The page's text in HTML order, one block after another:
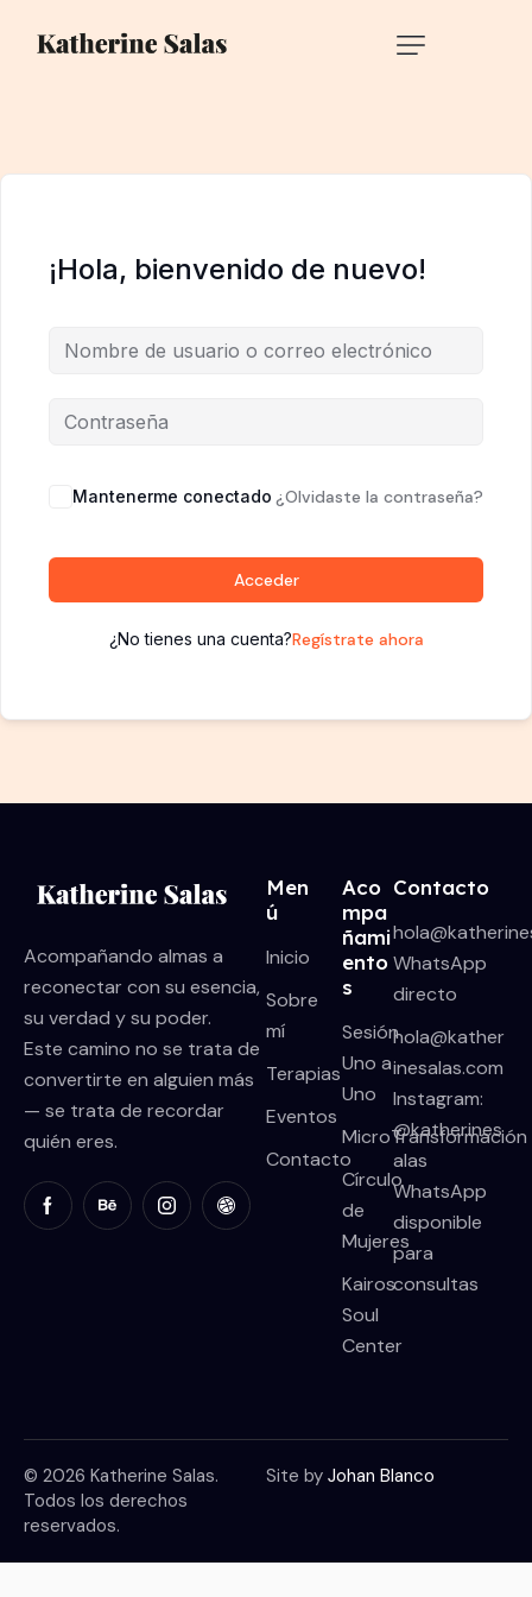
¡Hola, bienvenido de nuevo!
Mantenerme conectado ¿Olvidaste la contraseña?
Acceder
¿No tienes una cuenta?Regístrate ahora
Acompañando almas a
reconectar con su esencia,
su verdad y su poder.
Este camino no se trata de
convertirte en alguien más
— se trata de recordar
quién eres.
Men
ú
Inicio
Sobre
mí
Terapias
Eventos
Contacto
Aco
mpa
ñami
ento
s
Sesión
Uno a
Uno
MicroTransformación
Círculo
de
Mujeres
Kairos
Soul
Center
Contacto
WhatsApp
directo
hola@kather
inesalas.com
Instagram:
@katherines
alas
WhatsApp
disponible
para
consultas
© 2026 Katherine Salas.
Todos los derechos
reservados.
Site by Johan Blanco